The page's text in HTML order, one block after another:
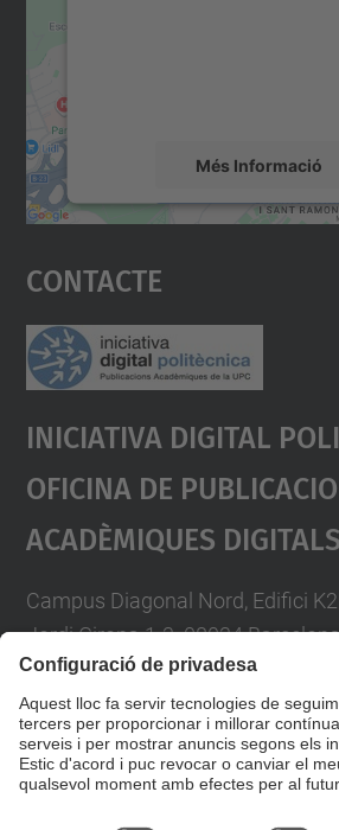
Més Informació
Accepta
powered by
Contacte
Iniciativa Digital
Oficina De
Acadèmiques Digitals
Campus Diagonal Nord, Edifici
Jordi Girona 1-3. 08034
A/e:info.idp@upc.edu
Formulari de contacte